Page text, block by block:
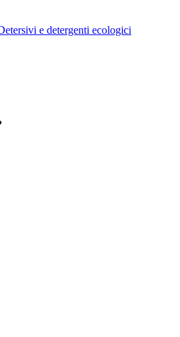
e detergenti ecologici